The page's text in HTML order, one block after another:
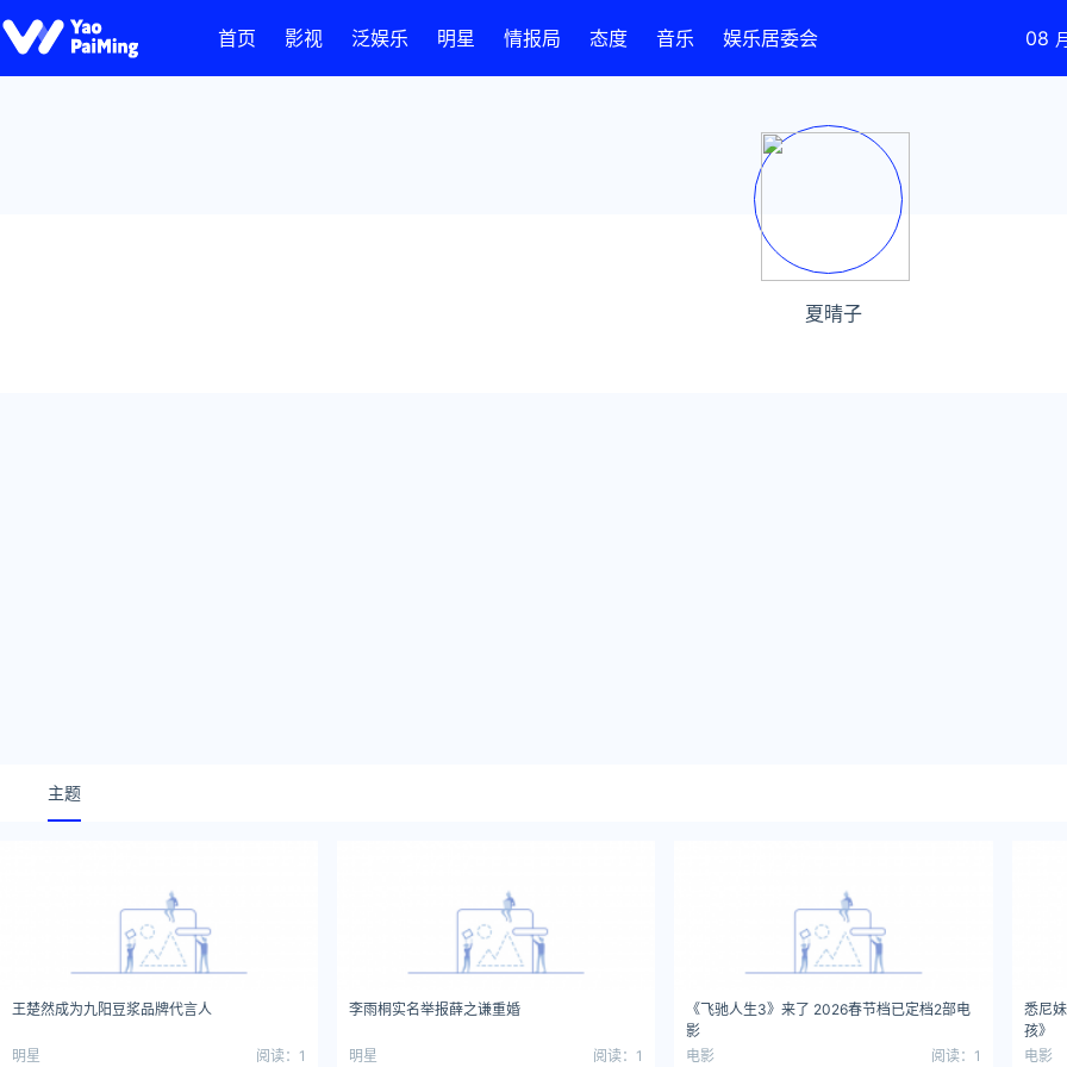
首页 影视 泛娱乐 明星 情报局 态度 音乐 娱乐居委会 08
夏晴子
主题
王楚然成为九阳豆浆品牌代言人
明星 阅读：1
李雨桐实名举报薛之谦重婚
明星 阅读：1
《飞驰人生3》来了 2026春节档已定档2部电
影
电影
阅读：1
悉尼
孩》
电影